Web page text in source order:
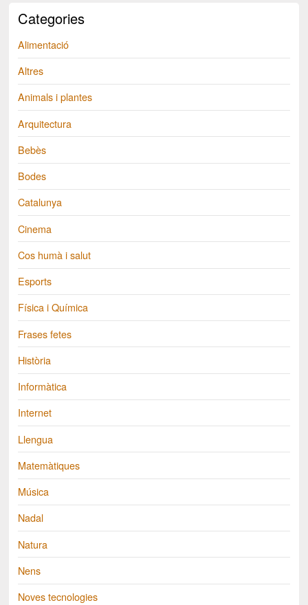
Categories
Alimentació
Altres
Animals i plantes
Arquitectura
Bebès
Bodes
Catalunya
Cinema
Cos humà i salut
Esports
Física i Química
Frases fetes
Història
Informàtica
Internet
Llengua
Matemàtiques
Música
Nadal
Natura
Nens
Noves tecnologies